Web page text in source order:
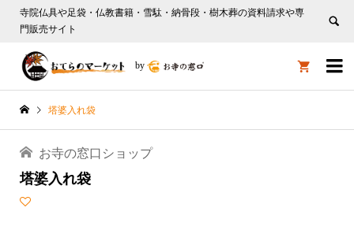
寺院仏具や足袋・仏教書籍・雪駄・納骨段・樹木葬の資料請求や専
門販売サイト

by 
塔婆入れ袋
お寺の窓口ショップ
塔婆入れ袋